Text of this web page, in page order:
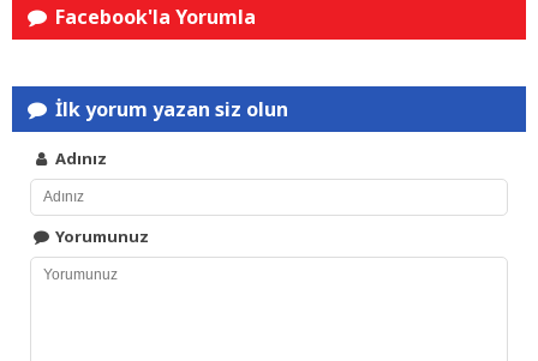
Facebook'la Yorumla
İlk yorum yazan siz olun
Adınız
Yorumunuz